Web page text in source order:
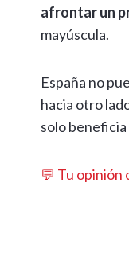
afrontar un
mayúscula.
España no
hacia otro
solo beneficia
💬 Tu opinión